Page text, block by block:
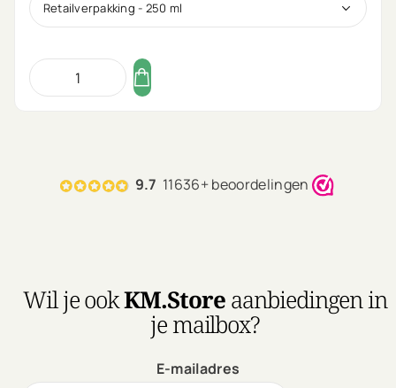
9.7 11636+ beoordelingen
Wil je ookKM.Storeaanbiedingen in
je mailbox?
E-mailadres